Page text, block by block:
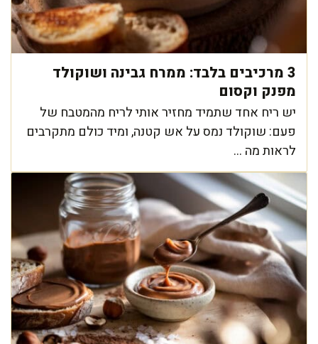
3 מרכיבים בלבד: ממרח גבינה ושוקולד
מפנק וקסום
יש ריח אחד שתמיד מחזיר אותי לריח מהמטבח של
פעם: שוקולד נמס על אש קטנה, ומיד כולם מתקרבים
לראות מה ...